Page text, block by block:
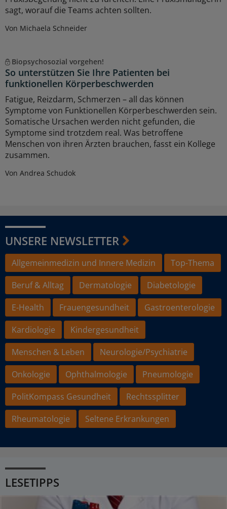
sagt, worauf die Teams achten sollten.
Von Michaela Schneider
Biopsychosozial vorgehen!
So unterstützen Sie Ihre Patienten bei
funktionellen Körperbeschwerden
Fatigue, Reizdarm, Schmerzen – all das können
Symptome von Funktionellen Körperbeschwerden sein.
Somatische Ursachen werden nicht gefunden, die
Symptome sind trotzdem real. Was betroffene
Menschen von ihren Ärzten brauchen, fasst ein Kollege
zusammen.
Von Andrea Schudok
UNSERE NEWSLETTER
Allgemeinmedizin und Innere Medizin
Top-Thema
Beruf & Alltag
Dermatologie
Diabetologie
E-Health
Frauengesundheit
Gastroenterologie
Kardiologie
Kindergesundheit
Menschen & Leben
Neurologie/Psychiatrie
Onkologie
Ophthalmologie
Pneumologie
PolitKompass Gesundheit
Rechtssplitter
Rheumatologie
Seltene Erkrankungen
LESETIPPS